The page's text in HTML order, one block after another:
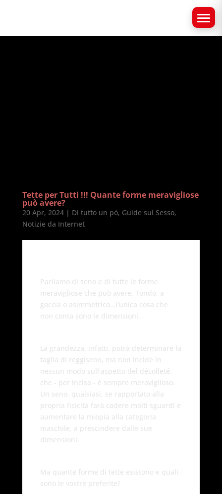
Tette per Tutti !!! Quante forme meravigliose
può avere?
20 Apr, 2024| Di tutto un pò, Guide sul Sesso,
Notizie da Internet
Parliamo di seno e di tutte le forme
meravigliose che può avere. Tondo, a
goccia o asimmetrico…l'unica cosa che
non conta sono le dimensioni.
La grandezza, infatti, potrà determinare la
taglia di reggiseno, ma non incide in
nessun modo sull'aspetto del décolleté,
che - per inciso - è sempre meraviglioso.
Un seno, qualsiasi, se rapportato alla
propria fisicità farà cadere molti sguardi e
aumentare la miopia alla categoria
maschile, a prescindere dalle sue
dimensioni.
Ma quante forme di tette esistono e quali
sono le vostre preferite?